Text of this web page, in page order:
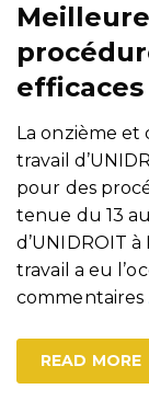
efficaces
La onzième et
travail
pour des
tenue du 13
d’UNIDROIT
travail a eu
commentaires
READ MORE